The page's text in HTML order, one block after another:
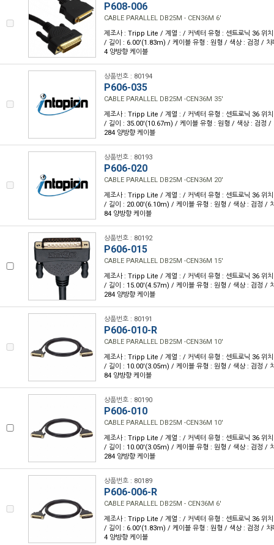
P608-006
CABLE PARALLEL DB25M - CEN36M 6'
제조사 : Tripp Lite / 계열 : / 커넥터 유형 : 센트로닉 36 위
/ 길이 : 6.00'(1.83m) / 케이블 유형 : 원형 / 색상 : 검정 / 차
4 양방향 케이블
상품번호 : 80194
P606-035
CABLE PARALLEL DB25M -CEN36M 35'
제조사 : Tripp Lite / 계열 : / 커넥터 유형 : 센트로닉 36 위
/ 길이 : 35.00'(10.67m) / 케이블 유형 : 원형 / 색상 : 검정 /
284 양방향 케이블
상품번호 : 80193
P606-020
CABLE PARALLEL DB25M -CEN36M 20'
제조사 : Tripp Lite / 계열 : / 커넥터 유형 : 센트로닉 36 위
/ 길이 : 20.00'(6.10m) / 케이블 유형 : 원형 / 색상 : 검정 /
84 양방향 케이블
상품번호 : 80192
P606-015
CABLE PARALLEL DB25M -CEN36M 15'
제조사 : Tripp Lite / 계열 : / 커넥터 유형 : 센트로닉 36 위
/ 길이 : 15.00'(4.57m) / 케이블 유형 : 원형 / 색상 : 검정 /
284 양방향 케이블
상품번호 : 80191
P606-010-R
CABLE PARALLEL DB25M -CEN36M 10'
제조사 : Tripp Lite / 계열 : / 커넥터 유형 : 센트로닉 36 위
/ 길이 : 10.00'(3.05m) / 케이블 유형 : 원형 / 색상 : 검정 /
84 양방향 케이블
상품번호 : 80190
P606-010
CABLE PARALLEL DB25M -CEN36M 10'
제조사 : Tripp Lite / 계열 : / 커넥터 유형 : 센트로닉 36 위
/ 길이 : 10.00'(3.05m) / 케이블 유형 : 원형 / 색상 : 검정 /
284 양방향 케이블
상품번호 : 80189
P606-006-R
CABLE PARALLEL DB25M - CEN36M 6'
제조사 : Tripp Lite / 계열 : / 커넥터 유형 : 센트로닉 36 위
/ 길이 : 6.00'(1.83m) / 케이블 유형 : 원형 / 색상 : 검정 / 차
4 양방향 케이블